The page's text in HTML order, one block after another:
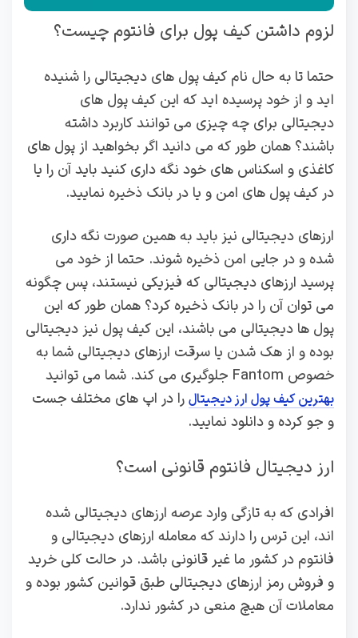
لزوم داشتن کیف پول برای فانتوم چیست؟
حتما تا به حال نام کیف پول های دیجیتالی را شنیده
اید و از خود پرسیده اید که این کیف پول های
دیجیتالی برای چه چیزی می توانند کاربرد داشته
باشند؟ همان طور که می دانید اگر بخواهید از پول های
کاغذی و اسکناس های خود نگه داری کنید باید آن را یا
در کیف پول های امن و یا در بانک ذخیره نمایید.
ارزهای دیجیتالی نیز باید به همین صورت نگه داری
شده و در جایی امن ذخیره شوند. حتما از خود می
پرسید ارزهای دیجیتالی که فیزیکی نیستند، پس چگونه
می توان آن را در بانک ذخیره کرد؟ همان طور که این
پول ها دیجیتالی می باشند، این کیف پول نیز دیجیتالی
بوده و از هک شدن یا سرقت ارزهای دیجیتالی شما به
خصوص Fantom جلوگیری می کند. شما می توانید
بهترین کیف پول ارز دیجیتال را در اپ های مختلف جست
و جو کرده و دانلود نمایید.
ارز دیجیتال فانتوم قانونی است؟
افرادی که به تازگی وارد عرصه ارزهای دیجیتالی شده
اند، این ترس را دارند که معامله ارزهای دیجیتالی و
فانتوم در کشور ما غیر قانونی باشد. در حالت کلی خرید
و فروش رمز ارزهای دیجیتالی طبق قوانین کشور بوده و
معاملات آن هیچ منعی در کشور ندارد.